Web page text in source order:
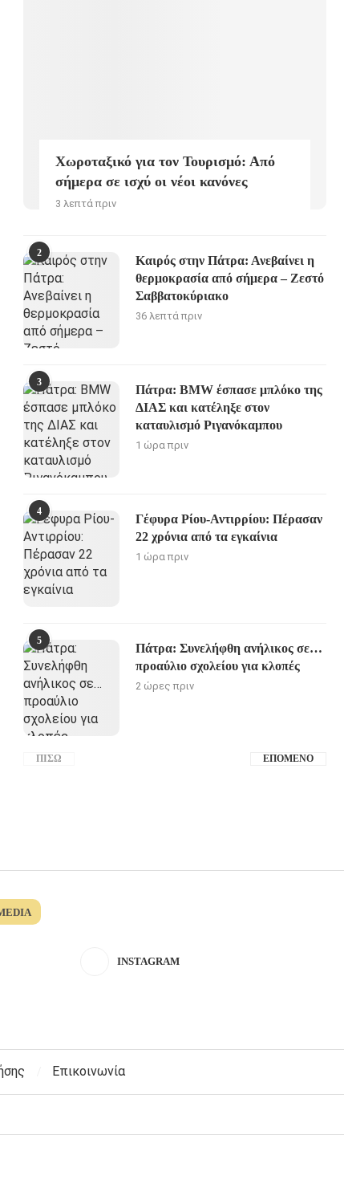
Χωροταξικό για τον Τουρισμό: Από
σήμερα σε ισχύ οι νέοι κανόνες
3 λεπτά πριν
2
Καιρός στην Πάτρα: Ανεβαίνει η
θερμοκρασία από σήμερα – Ζεστό
Σαββατοκύριακο
36 λεπτά πριν
3
Πάτρα: BMW έσπασε μπλόκο της
ΔΙΑΣ και κατέληξε στον
καταυλισμό Ριγανόκαμπου
1 ώρα πριν
4
Γέφυρα Ρίου-Αντιρρίου: Πέρασαν
22 χρόνια από τα εγκαίνια
1 ώρα πριν
5
Πάτρα: Συνελήφθη ανήλικος σε…
προαύλιο σχολείου για κλοπές
2 ώρες πριν
ΠΊΣΩ ΕΠΌΜΕΝΟ
INSTAGRAM
Επικοινωνία